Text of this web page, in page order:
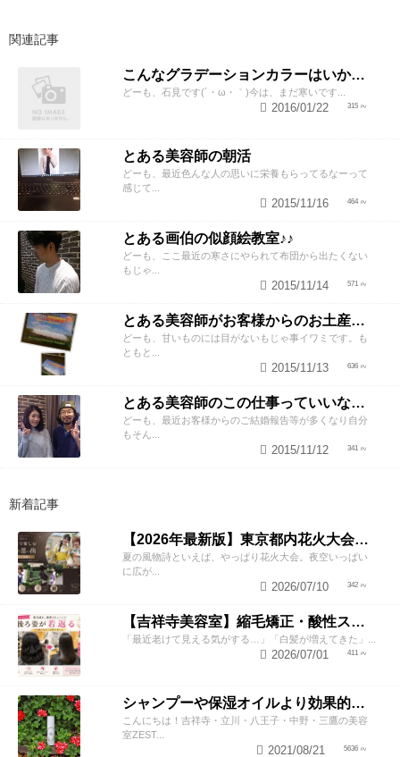
関連記事
こんなグラデーションカラーはいかがですか?
どーも、石見です(´・ω・｀)今は、まだ寒いです...
315
2016/01/22
とある美容師の朝活
どーも、最近色んな人の思いに栄養もらってるなーって
感じて...
464
2015/11/16
とある画伯の似顔絵教室♪♪
どーも、ここ最近の寒さにやられて布団から出たくない
もじゃ...
571
2015/11/14
とある美容師がお客様からのお土産で遊んでみた笑
どーも、甘いものには目がないもじゃ事イワミです。も
ともと...
636
2015/11/13
とある美容師のこの仕事っていいなぁって話
どーも、最近お客様からのご結婚報告等が多くなり自分
もそん...
341
2015/11/12
新着記事
【2026年最新版】東京都内花火大会まとめ｜浴衣着付け・ヘアセットならZESTへ
夏の風物詩といえば、やっぱり花火大会。夜空いっぱい
に広が...
342
2026/07/10
【吉祥寺美容室】縮毛矯正・酸性ストレートで若返り！後ろ姿が変わると見た目年齢も変わる？
「最近老けて見える気がする…」「白髪が増えてきた」...
411
2026/07/01
シャンプーや保湿オイルより効果的！？美容師が教える頭皮の臭い＆乾燥ケアとは
こんにちは！吉祥寺・立川・八王子・中野・三鷹の美容
室ZEST...
5636
2021/08/21